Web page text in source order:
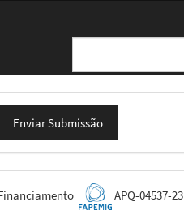
Enviar Submissão
APQ-04537-23